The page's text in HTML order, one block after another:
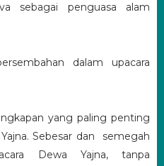
sebagai penguasa alam
dalam upacara
yang paling penting
Sebesar dan semegah
Dewa Yajna, tanpa